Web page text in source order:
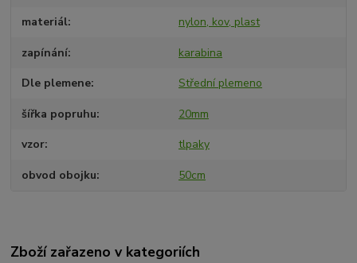
materiál nylon, kov, plast
zapínání karabina
Dle plemene Střední plemeno
šířka popruhu 20mm
vzor tlpaky
obvod obojku 50cm
Zboží zařazeno v kategoriích